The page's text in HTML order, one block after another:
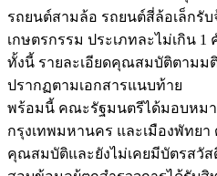
รถยนต์สามล้อ รถยนต์สี่ล้อเล็กรับ
เกษตรกรรม ประเภทละไม่เกิน 1
ทั้งนี้ รายละเอียดคุณสมบัติตาม
ปรากฏตามเอกสารแนบท้าย
พร้อมนี้ คณะรัฐมนตรีได้มอบหม
กรุงเทพมหานคร และเมืองพัทยา
คุณสมบัติและยังไม่เคยมีบัตรสวัส